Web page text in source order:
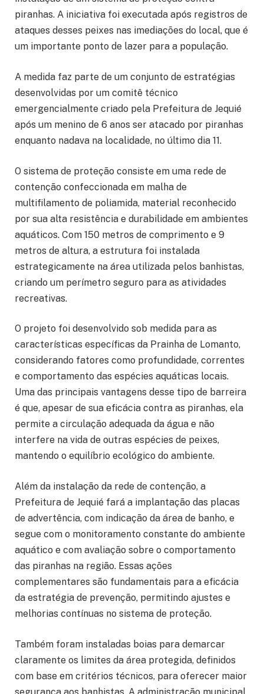
piranhas. A iniciativa foi executada após registros de
ataques desses peixes nas imediações do local, que é
um importante ponto de lazer para a população.
A medida faz parte de um conjunto de estratégias
desenvolvidas por um comitê técnico
emergencialmente criado pela Prefeitura de Jequié
após um menino de 6 anos ser atacado por piranhas
enquanto nadava na localidade, no último dia 11.
O sistema de proteção consiste em uma rede de
contenção confeccionada em malha de
multifilamento de poliamida, material reconhecido
por sua alta resistência e durabilidade em ambientes
aquáticos. Com 150 metros de comprimento e 9
metros de altura, a estrutura foi instalada
estrategicamente na área utilizada pelos banhistas,
criando um perímetro seguro para as atividades
recreativas.
O projeto foi desenvolvido sob medida para as
características específicas da Prainha de Lomanto,
considerando fatores como profundidade, correntes
e comportamento das espécies aquáticas locais.
Uma das principais vantagens desse tipo de barreira
é que, apesar de sua eficácia contra as piranhas, ela
permite a circulação adequada da água e não
interfere na vida de outras espécies de peixes,
mantendo o equilíbrio ecológico do ambiente.
Além da instalação da rede de contenção, a
Prefeitura de Jequié fará a implantação das placas
de advertência, com indicação da área de banho, e
segue com o monitoramento constante do ambiente
aquático e com avaliação sobre o comportamento
das piranhas na região. Essas ações
complementares são fundamentais para a eficácia
da estratégia de prevenção, permitindo ajustes e
melhorias contínuas no sistema de proteção.
Também foram instaladas boias para demarcar
claramente os limites da área protegida, definidos
com base em critérios técnicos, para oferecer maior
segurança aos banhistas. A administração municipal